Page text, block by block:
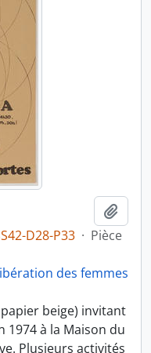
D28-P33 · Pièce
des femmes
beige) invitant
1974 à la Maison du
Plusieurs activités